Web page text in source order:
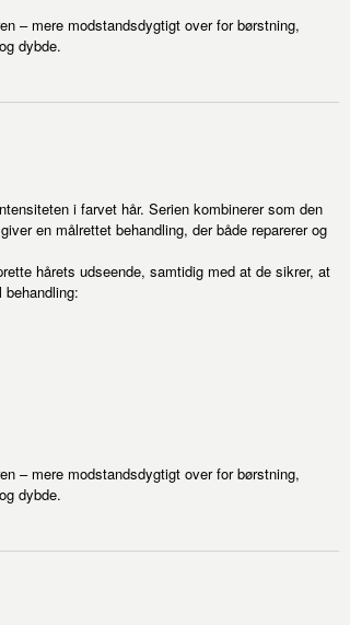
– mere modstandsdygtigt over for børstning,
dybde.
i farvet hår. Serien kombinerer som den
en målrettet behandling, der både reparerer og
hårets udseende, samtidig med at de sikrer, at
– mere modstandsdygtigt over for børstning,
dybde.